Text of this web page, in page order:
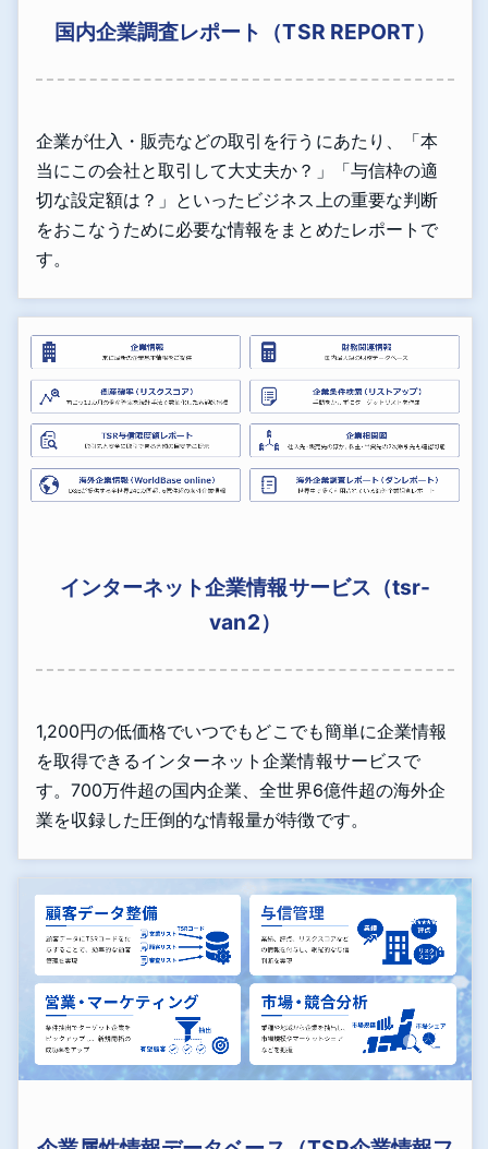
国内企業調査レポート（TSR REPORT）
企業が仕入・販売などの取引を行うにあたり、「本
当にこの会社と取引して大丈夫か？」「与信枠の適
切な設定額は？」といったビジネス上の重要な判断
をおこなうために必要な情報をまとめたレポートで
す。
インターネット企業情報サービス（tsr-
van2）
1,200円の低価格でいつでもどこでも簡単に企業情報
を取得できるインターネット企業情報サービスで
す。700万件超の国内企業、全世界6億件超の海外企
業を収録した圧倒的な情報量が特徴です。